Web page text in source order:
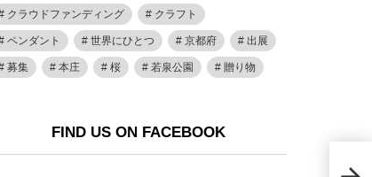
キ
クラウドファンディング クラフト
ペンダント 世界にひとつ 京都府 出展
募集 本庄 桜 若泉公園 贈り物
FIND US ON FACEBOOK